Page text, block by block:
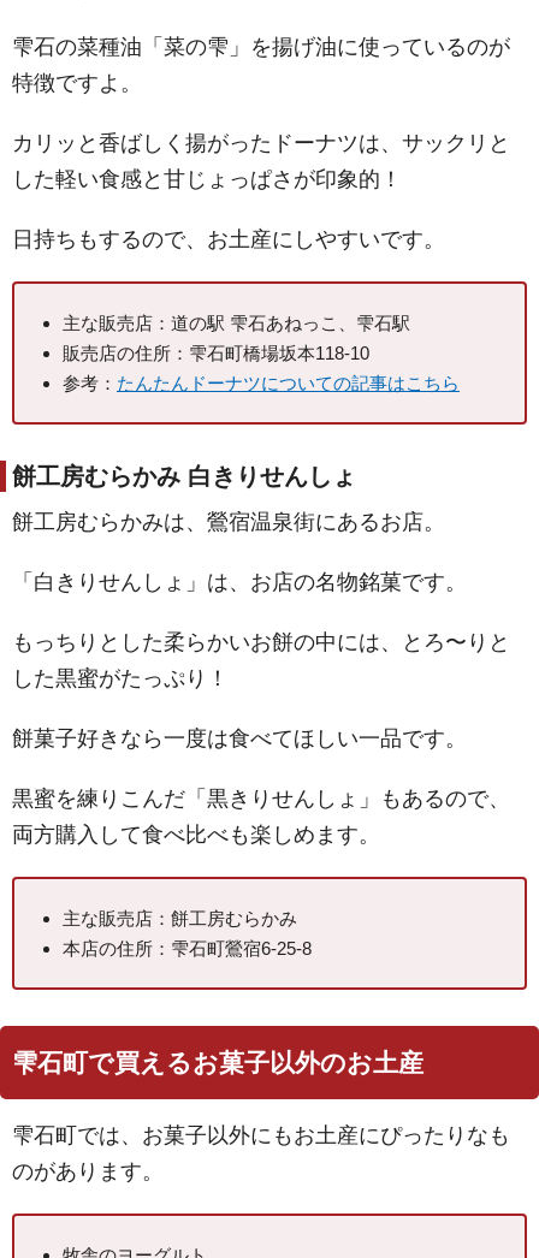
雫石の菜種油「菜の雫」を揚げ油に使っているのが
特徴ですよ。
カリッと香ばしく揚がったドーナツは、サックリと
した軽い食感と甘じょっぱさが印象的！
日持ちもするので、お土産にしやすいです。
主な販売店：道の駅 雫石あねっこ、雫石駅
販売店の住所：雫石町橋場坂本118-10
参考： たんたんドーナツについての記事はこちら
餅工房むらかみ 白きりせんしょ
餅工房むらかみは、鶯宿温泉街にあるお店。
「白きりせんしょ」は、お店の名物銘菓です。
もっちりとした柔らかいお餅の中には、とろ〜りと
した黒蜜がたっぷり！
餅菓子好きなら一度は食べてほしい一品です。
黒蜜を練りこんだ「黒きりせんしょ」もあるので、
両方購入して食べ比べも楽しめます。
主な販売店：餅工房むらかみ
本店の住所：雫石町鶯宿6-25-8
雫石町で買えるお菓子以外のお土産
雫石町では、お菓子以外にもお土産にぴったりなも
のがあります。